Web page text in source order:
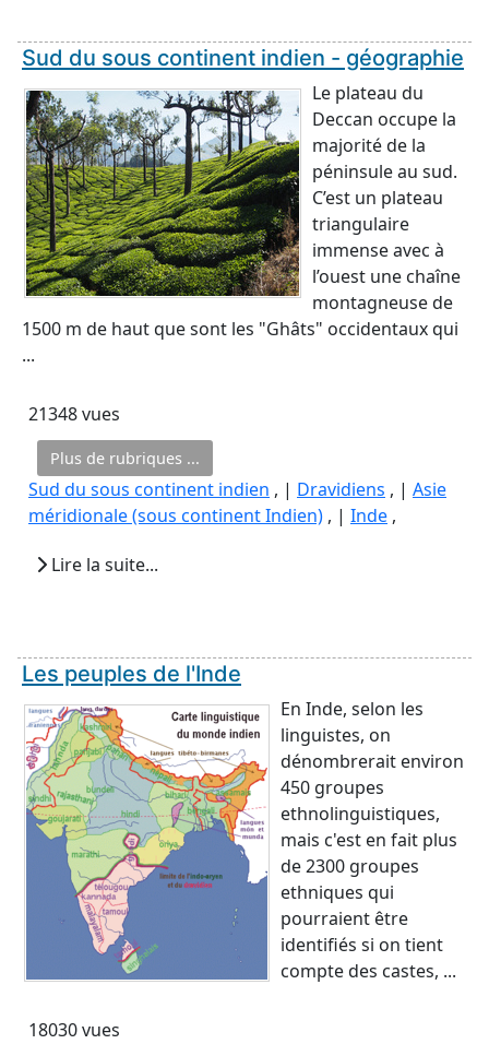
Sud du sous continent indien - géographie
Le plateau du
Deccan occupe la
majorité de la
péninsule au sud.
C’est un plateau
triangulaire
immense avec à
l’ouest une chaîne
montagneuse de
1500 m de haut que sont les "Ghâts" occidentaux qui
...
21348 vues
Plus de rubriques ...
Sud du sous continent indien , | Dravidiens , | Asie
méridionale (sous continent Indien) , | Inde ,
Lire la suite...
Les peuples de l'Inde
En Inde, selon les
linguistes, on
dénombrerait environ
450 groupes
ethnolinguistiques,
mais c'est en fait plus
de 2300 groupes
ethniques qui
pourraient être
identifiés si on tient
compte des castes, ...
18030 vues